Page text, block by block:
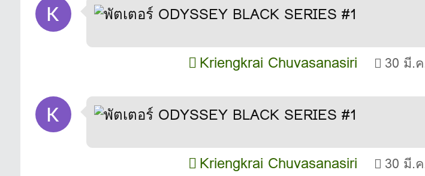
Kriengkrai Chuvasanasiri 30 มี.
Kriengkrai Chuvasanasiri 30 มี.